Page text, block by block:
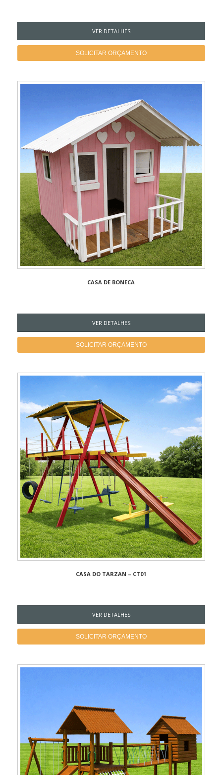
VER DETALHES
SOLICITAR ORÇAMENTO
CASA DE BONECA
VER DETALHES
SOLICITAR ORÇAMENTO
CASA DO TARZAN – CT01
VER DETALHES
SOLICITAR ORÇAMENTO